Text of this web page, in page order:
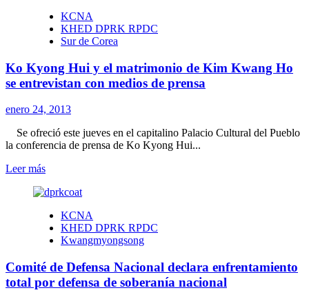
de
Península
Coreana
por
política
hostil
anti-
RPDC
de
EE.UU.
KCNA
KHED DPRK RPDC
Sur de Corea
Ko Kyong Hui y el matrimonio de Kim Kwang Ho
se entrevistan con medios de prensa
enero 24, 2013
Se ofreció este jueves en el capitalino Palacio Cultural del Pueblo
la conferencia de prensa de Ko Kyong Hui...
Leer másLeer
sobre
Kyong
Hui
y
matrimonio
de
Kim
KCNA
KHED DPRK RPDC
Kwangmyongsong
Comité de Defensa Nacional declara enfrentamiento
total por defensa de soberanía nacional